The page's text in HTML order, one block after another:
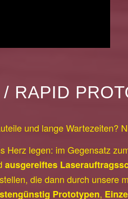
RAPID
und lange Wartezeiten?
Herz legen: im Gegensatz
ausgereiftes
die dann durch unsere
Prototypen,